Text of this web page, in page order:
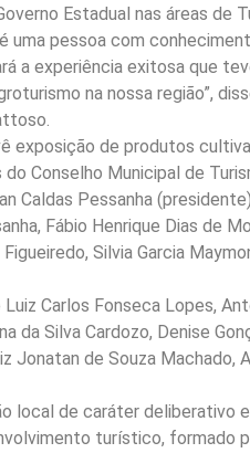
Estadual nas áreas de
uma pessoa com
a experiência exitosa que
na nossa região”,
exposição de produtos
Conselho Municipal de
Caldas Pessanha
Fábio Henrique Dias de
Silvia Garcia
Carlos Fonseca Lopes,
da Silva Cardozo, Denise
Jonatan de Souza Machado,
local de caráter deliberativo
turístico, formado